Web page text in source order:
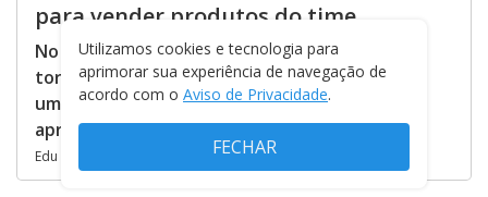
para vender produtos do time
No entorno do estádio, aos poucos, os
torcedores já se reúnem para ver assistir mais
uma decisão do Palmeiras. Os ambulantes
aproveitam para vender produtos do time
Edu Garcia/R7 - 19.03.2023
Utilizamos cookies e tecnologia para
aprimorar sua experiência de navegação de
acordo com o Aviso de Privacidade.
FECHAR